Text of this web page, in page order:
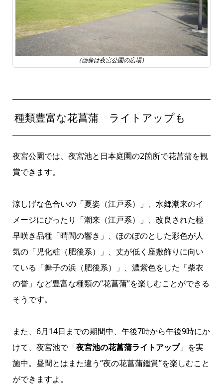
（画像は夜宮公園の広場）
種類豊富な花菖蒲 ライトアップも
夜宮公園では、夜宮池と日本庭園の2箇所で花菖蒲を観
賞できます。
涼しげな色合いの「夏姿（江戸系）」、水郷潮来のイ
メージにぴったり「潮来（江戸系）」、改良された極
早咲き品種「晴間の響き」、ほのぼのとした彩色が人
気の「児化粧（肥後系）」、丈が低く座敷飾りに向い
ている「舞子の浜（肥後系）」、濃紫色をした「柴衣
の誉」など豊富な種類の“花菖蒲”を楽しむことができる
そうです。
また、6月14日までの期間中、午後7時から午後9時にか
けて、夜宮池で「夜宮池の花菖蒲ライトアップ」を実
施中。昼間とはまた違う“夜の花菖蒲鑑賞”を楽しむこと
ができますよ。